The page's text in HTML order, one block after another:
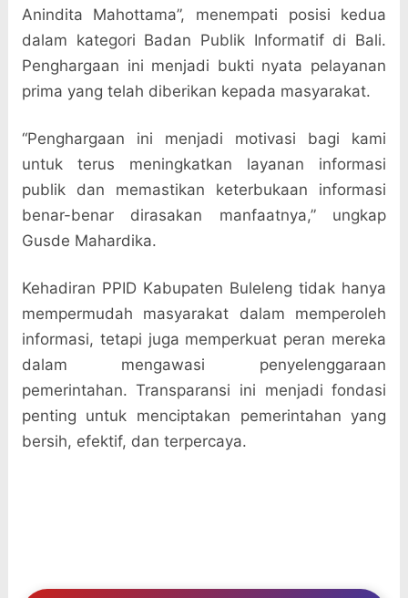
Anindita Mahottama”, menempati posisi kedua
dalam kategori Badan Publik Informatif di Bali.
Penghargaan ini menjadi bukti nyata pelayanan
prima yang telah diberikan kepada masyarakat.
“Penghargaan ini menjadi motivasi bagi kami
untuk terus meningkatkan layanan informasi
publik dan memastikan keterbukaan informasi
benar-benar dirasakan manfaatnya,” ungkap
Gusde Mahardika.
Kehadiran PPID Kabupaten Buleleng tidak hanya
mempermudah masyarakat dalam memperoleh
informasi, tetapi juga memperkuat peran mereka
dalam mengawasi penyelenggaraan
pemerintahan. Transparansi ini menjadi fondasi
penting untuk menciptakan pemerintahan yang
bersih, efektif, dan terpercaya.